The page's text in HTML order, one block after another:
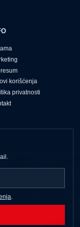
korišćenja
privatnosti
.